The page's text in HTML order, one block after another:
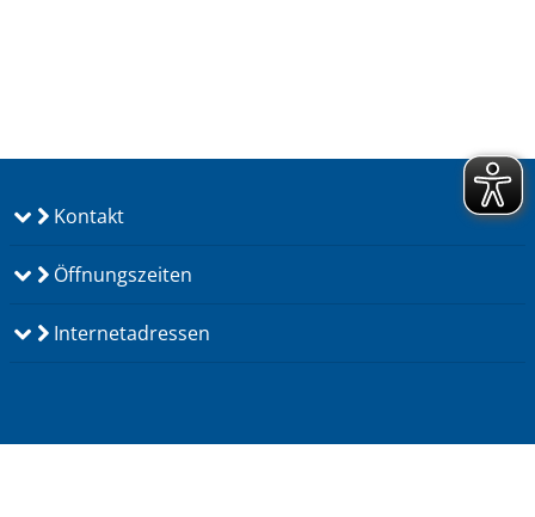
Kontakt
Öffnungszeiten
Internetadressen